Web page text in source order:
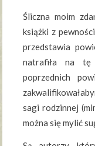
Śliczna moim
książki z
przedstawia
natrafiła na tę
poprzednich
sagi rodzinnej
można się mylić